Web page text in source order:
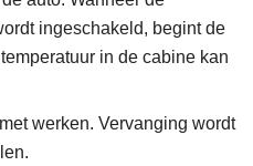
ingeschakeld, begint de
in de cabine kan
werken. Vervanging wordt